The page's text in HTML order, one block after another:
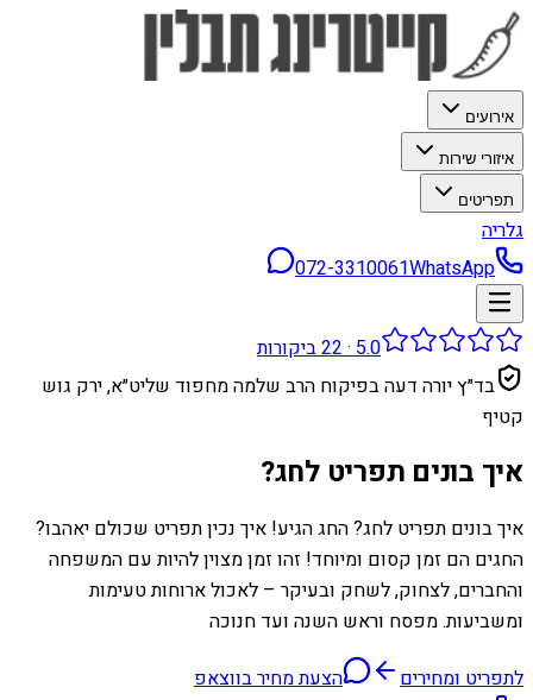
אירועים
איזורי שירות
תפריטים
גלריה
072-3310061WhatsApp
5.0
·
22ביקורות
בד״ץ יורה דעה בפיקוח הרב שלמה מחפוד שליט״א, ירק גוש
קטיף
איך בונים תפריט לחג?
איך בונים תפריט לחג? החג הגיע! איך נכין תפריט שכולם יאהבו?
החגים הם זמן קסום ומיוחד! זהו זמן מצוין להיות עם המשפחה
והחברים, לצחוק, לשחק ובעיקר – לאכול ארוחות טעימות
ומשביעות. מפסח וראש השנה ועד חנוכה
לתפריט ומחירים
הצעת מחיר בווצאפ